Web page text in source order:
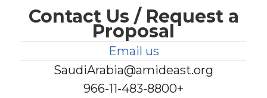
Contact Us / Request a
Proposal
Email us
SaudiArabia@amideast.org